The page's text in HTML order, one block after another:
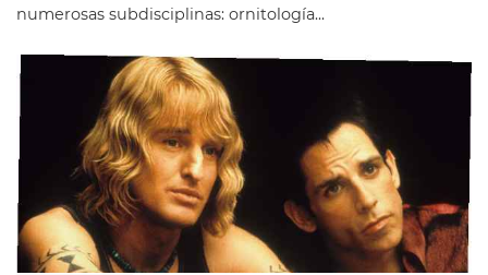
numerosas subdisciplinas: ornitología...